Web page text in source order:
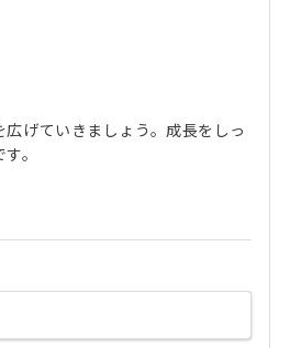
げていきましょう。成長をしっ
。